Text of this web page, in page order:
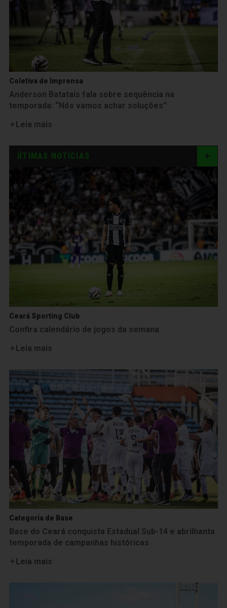
Coletiva de Imprensa
Anderson Batatais fala sobre sequência na
temporada: “Nós vamos achar soluções”
Leia mais
ÚTIMAS NOTÍCIAS
Ceará Sporting Club
Confira calendário de jogos da semana
Leia mais
Categoria de Base
Base do Ceará conquista Estadual Sub-14 e abrilhanta
temporada de campanhas históricas
Leia mais